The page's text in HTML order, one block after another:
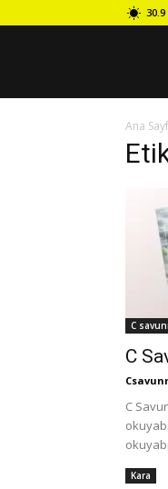
30.9
Ana
C
C
C
Kara